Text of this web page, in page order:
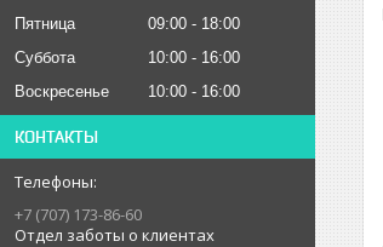
Пятница
09:00
18:00
Суббота
10:00
16:00
Воскресенье
10:00 16:00
КОНТАКТЫ
+7 (707) 173-86-60
Отдел заботы о клиентах